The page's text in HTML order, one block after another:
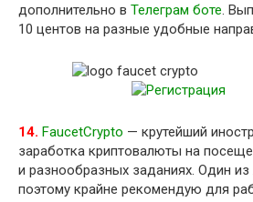
дополнительно в Телеграм боте.
10 центов на разные удобные
14. FaucetCrypto — крутейший
заработка криптовалюты на
и разнообразных заданиях. Один
поэтому крайне рекомендую для